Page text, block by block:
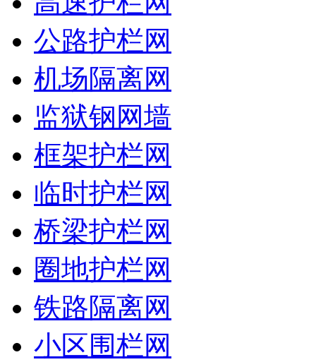
公路护栏网
机场隔离网
监狱钢网墙
框架护栏网
临时护栏网
桥梁护栏网
圈地护栏网
铁路隔离网
小区围栏网